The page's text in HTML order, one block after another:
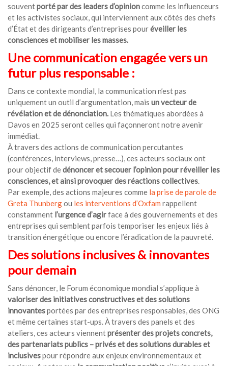
souventporté par des leaders d’opinioncomme les influenceurs
et les activistes sociaux, qui interviennent aux côtés des chefs
d’État et des dirigeants d’entreprises pouréveiller les
consciences et mobiliser les masses.
Une communication engagée vers un
futur plus responsable :
Dans ce contexte mondial, la communication n’est pas
uniquement un outil d’argumentation, mais un vecteur de
révélation et de dénonciation. Les thématiques abordées à
Davos en 2025 seront celles qui façonneront notre avenir
immédiat.
À travers des actions de communication percutantes
(conférences, interviews, presse…), ces acteurs sociaux ont
pour objectif dedénoncer et secouer l’opinion pour réveiller les
consciences, et ainsi provoquer des réactions collectives.
Par exemple, des actions majeures comme la prise de parole de
Greta Thunbergou les interventions d’Oxfam rappellent
constamment l’urgence d’agirface à des gouvernements et des
entreprises qui semblent parfois temporiser les enjeux liés à
transition énergétique ou encore l’éradication de la pauvreté.
Des solutions inclusives & innovantes
pour demain
Sans dénoncer, le Forum économique mondial s’applique à
valoriser des initiatives constructives et des solutions
innovantesportées par des entreprises responsables, des ONG
et même certaines start-ups. À travers des panels et des
ateliers, ces acteurs viennentprésenter des projets concrets,
des partenariats publics – privés et des solutions durables et
inclusivespour répondre aux enjeux environnementaux et